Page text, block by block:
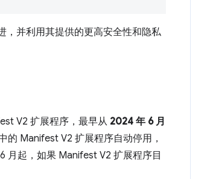
，并利用其提供的更高安全性和隐私
V2 扩展程序，最早从 2024 年 6 月
的 Manifest V2 扩展程序自动停用，
月起，如果 Manifest V2 扩展程序目